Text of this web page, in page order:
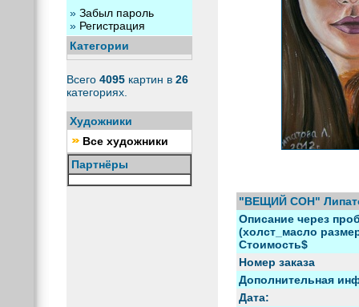
» Забыл пароль
» Регистрация
Категории
Всего 4095 картин в 26
категориях.
Художники
Все художники
Партнёры
"ВЕЩИЙ СОН"
Описание через
(холст_масло
Стоимость$
Номер заказа
Дополнительная
Дата: